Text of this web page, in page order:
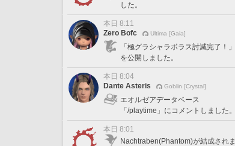
した。
本日 8:11
Zero Bofc
Ultima [Gaia]
「極グラシャラボラス討滅完了！」
を公開しました。
本日 8:04
Dante Asteris
Goblin [Crystal]
エオルゼアデータベース
「/playtime」にコメントしました。
本日 8:01
Nachtraben(Phantom)が結成されま